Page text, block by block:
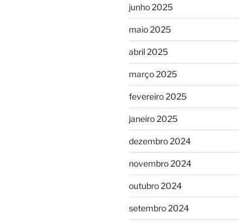
junho 2025
maio 2025
abril 2025
março 2025
fevereiro 2025
janeiro 2025
dezembro 2024
novembro 2024
outubro 2024
setembro 2024